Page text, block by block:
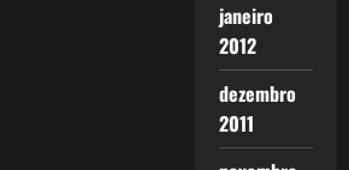
janeiro
2012
dezembro
2011